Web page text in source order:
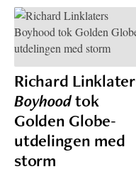
Richard
Boyhoodtok
Golden Globe-
utdelingen med
storm